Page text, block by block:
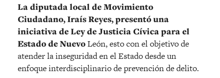
La diputada local de Movimiento
Ciudadano, Iraís Reyes, presentó una
iniciativa de Ley de Justicia Cívica para el
Estado de NuevoLeón, esto con el objetivo de
atender la inseguridad en el Estado desde un
enfoque interdisciplinario de prevención de delito.